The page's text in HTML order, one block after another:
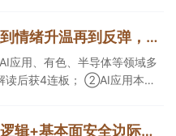
与基因治疗产品商业化受托生【九点特供周回顾】从超跌到情绪升温再到反弹，栏目梳理AI应用题材逻辑，AI教育人气公司解读后获4连板
用、有色、半导体等领域多
板； ②AI应用本周
司双双涨停。
【风口研报回顾】兼顾成长逻辑+基本面安全边际！王牌自营前瞻覆盖“pcb+MLCC+电子布”，梳理AI产业链优质标的“深坑起跳”